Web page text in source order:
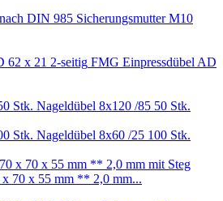
Sicherungsmutter M10
FMG Einpressdübel AD
Nageldübel 8x120 /85 50 Stk.
Nageldübel 8x60 /25 100 Stk.
70 x 55 mm ** 2,0 mm...